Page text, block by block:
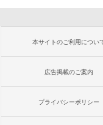
本サイトのご利用につい
広告掲載のご案内
プライバシーポリシー